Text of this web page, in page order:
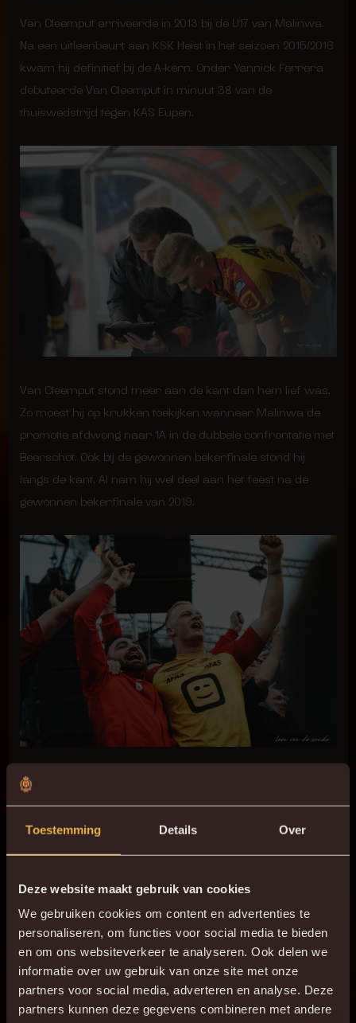
Toestemming Details Over
Deze website maakt gebruik van cookies
We gebruiken cookies om content en advertenties te
personaliseren, om functies voor social media te bieden
en om ons websiteverkeer te analyseren. Ook delen we
informatie over uw gebruik van onze site met onze
partners voor social media, adverteren en analyse. Deze
partners kunnen deze gegevens combineren met andere
Van Cleemput arriveerde in 2013 bij de U17 van Malinwa.
Na een uitleenbeurt aan KSK Heist in het seizoen 2015/2016
kwam hij definitief bij de A-kern. Onder Yannick Ferrera
debuteerde Van Cleemput in minuut 38 van de
thuiswedstrijd tegen KAS Eupen.
Van Cleemput stond meer aan de kant dan hem lief was.
Zo moest hij op krukken toekijken wanneer Malinwa de
promotie afdwong naar 1A in de dubbele confrontatie met
Beerschot. Ook bij de gewonnen bekerfinale stond hij
langs de kant. Al nam hij wel deel aan het feest na de
gewonnen bekerfinale van 2019.
Maar Jules kon zeker ook voetballen, denk aan de
splijtende pas die hij gaf in de eerste thuiswedstrijd van
het seizoen na de promotie tegen KRC Genk.